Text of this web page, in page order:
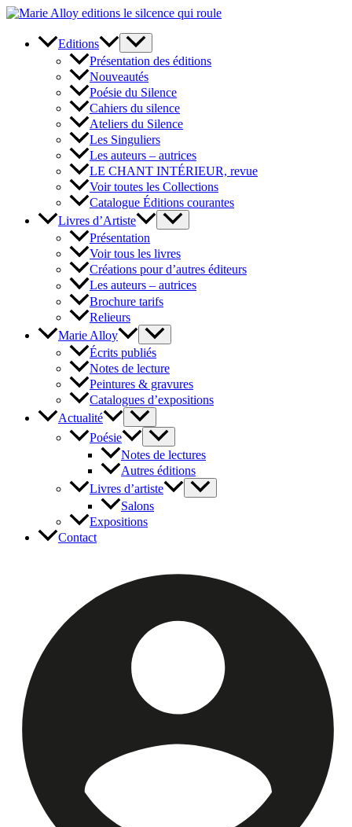
Aller
contenu
Editions
Présentation des éditions
Nouveautés
Poésie du Silence
Cahiers du silence
Ateliers du Silence
Les Singuliers
Les auteurs – autrices
LE CHANT INTÉRIEUR, revue
Voir toutes les Collections
Catalogue Éditions courantes
Livres d’Artiste
Présentation
Voir tous les livres
Créations pour d’autres éditeurs
Les auteurs – autrices
Brochure tarifs
Relieurs
Marie Alloy
Écrits publiés
Notes de lecture
Peintures & gravures
Catalogues d’expositions
Actualité
Poésie
Notes de lectures
Autres éditions
Livres d’artiste
Salons
Expositions
Contact